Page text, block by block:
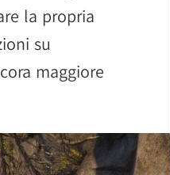
la propria
su
maggiore